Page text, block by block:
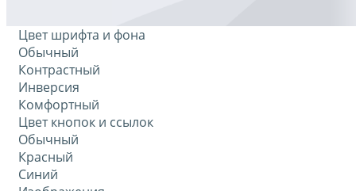
Цвет шрифта и фона
Обычный
Контрастный
Инверсия
Комфортный
Цвет кнопок и ссылок
Обычный
Красный
Синий